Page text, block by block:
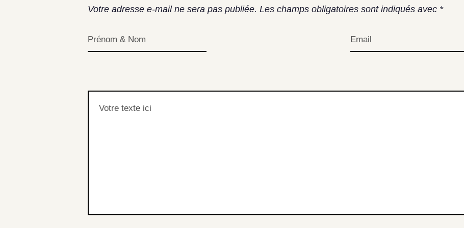
Votre adresse e-mail ne sera pas publiée. Les champs obligatoires sont indiqués avec *